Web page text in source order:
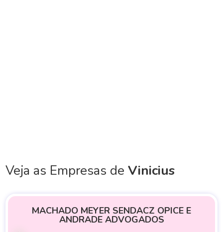
Veja as Empresas deVinicius
MACHADO MEYER SENDACZ OPICE E
ANDRADE ADVOGADOS